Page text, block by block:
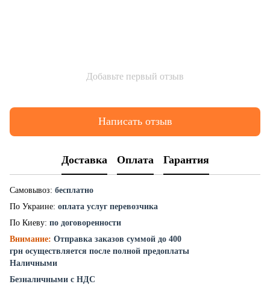
Добавьте первый отзыв
Написать отзыв
Доставка Оплата Гарантия
Самовывоз: бесплатно
По Украине: оплата услуг перевозчика
По Киеву: по договоренности
Внимание: Отправка заказов суммой до 400
грн осуществляется после полной предоплаты
Наличными
Безналичными с НДС